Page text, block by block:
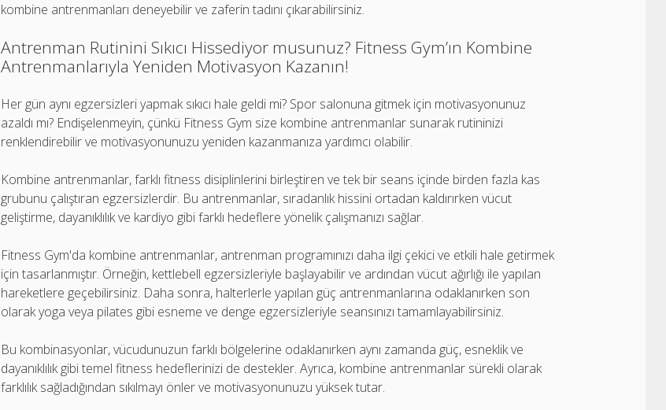
kombine antrenmanları deneyebilir ve zaferin tadını çıkarabilirsiniz.
Antrenman Rutinini Sıkıcı Hissediyor musunuz? Fitness Gym’ın Kombine
Antrenmanlarıyla Yeniden Motivasyon Kazanın!
Her gün aynı egzersizleri yapmak sıkıcı hale geldi mi? Spor salonuna gitmek için motivasyonunuz
azaldı mı? Endişelenmeyin, çünkü Fitness Gym size kombine antrenmanlar sunarak rutininizi
renklendirebilir ve motivasyonunuzu yeniden kazanmanıza yardımcı olabilir.
Kombine antrenmanlar, farklı fitness disiplinlerini birleştiren ve tek bir seans içinde birden fazla kas
grubunu çalıştıran egzersizlerdir. Bu antrenmanlar, sıradanlık hissini ortadan kaldırırken vücut
geliştirme, dayanıklılık ve kardiyo gibi farklı hedeflere yönelik çalışmanızı sağlar.
Fitness Gym'da kombine antrenmanlar, antrenman programınızı daha ilgi çekici ve etkili hale getirmek
için tasarlanmıştır. Örneğin, kettlebell egzersizleriyle başlayabilir ve ardından vücut ağırlığı ile yapılan
hareketlere geçebilirsiniz. Daha sonra, halterlerle yapılan güç antrenmanlarına odaklanırken son
olarak yoga veya pilates gibi esneme ve denge egzersizleriyle seansınızı tamamlayabilirsiniz.
Bu kombinasyonlar, vücudunuzun farklı bölgelerine odaklanırken aynı zamanda güç, esneklik ve
dayanıklılık gibi temel fitness hedeflerinizi de destekler. Ayrıca, kombine antrenmanlar sürekli olarak
farklılık sağladığından sıkılmayı önler ve motivasyonunuzu yüksek tutar.